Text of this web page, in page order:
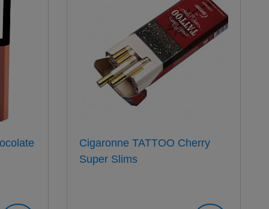
Cigaronne TATTOO Cherry
Super Slims